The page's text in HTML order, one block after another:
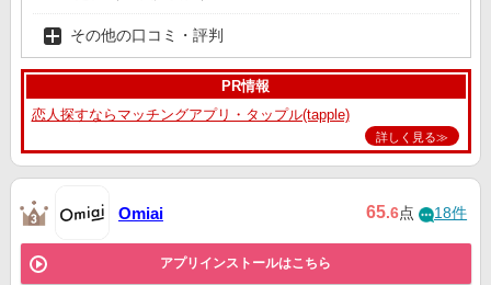
その他の口コミ・評判
PR情報
恋人探すならマッチングアプリ・タップル(tapple)
詳しく見る≫
Omiai 65.6点 18件
アプリインストールはこちら